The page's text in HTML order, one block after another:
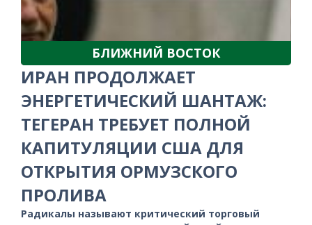
БЛИЖНИЙ ВОСТОК
ИРАН ПРОДОЛЖАЕТ
ЭНЕРГЕТИЧЕСКИЙ ШАНТАЖ:
ТЕГЕРАН ТРЕБУЕТ ПОЛНОЙ
КАПИТУЛЯЦИИ США ДЛЯ
ОТКРЫТИЯ ОРМУЗСКОГО
ПРОЛИВА
Радикалы называют критический торговый